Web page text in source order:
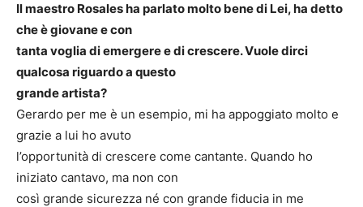
Il maestro Rosales ha parlato molto bene di Lei, ha detto
che è giovane e con
tanta voglia di emergere e di crescere. Vuole dirci
qualcosa riguardo a questo
grande artista?
Gerardo per me è un esempio, mi ha appoggiato molto e
grazie a lui ho avuto
l’opportunità di crescere come cantante. Quando ho
iniziato cantavo, ma non con
così grande sicurezza né con grande fiducia in me